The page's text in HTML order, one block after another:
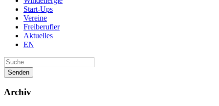
Start-Ups
Vereine
Freiberufler
Aktuelles
EN
Senden
Archiv